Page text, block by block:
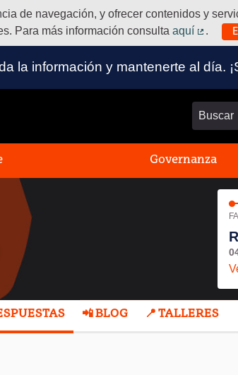
de navegación, y ofrecer contenidos y
Para más información consulta aquí
.
la información y mantenerte al día.
Buscar
Governanza
📲 BLOG 📍 TALLERES